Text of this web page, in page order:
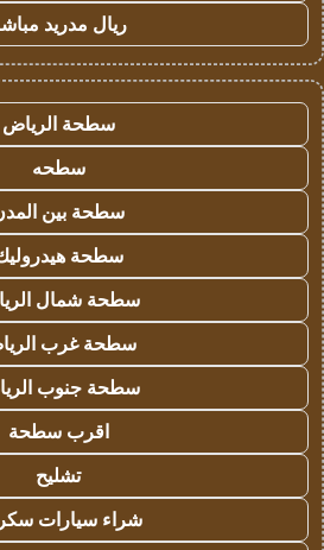
ريال مدريد
سطحة الرياض
سطحه
سطحة بين
سطحة
سطحة شمال
سطحة غرب
سطحة جنوب
اقرب سطحة
تشليح
شراء سيارات